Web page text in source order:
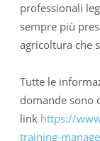
professionali
sempre più
agricoltura che
Tutte le
domande sono
link https://
training-